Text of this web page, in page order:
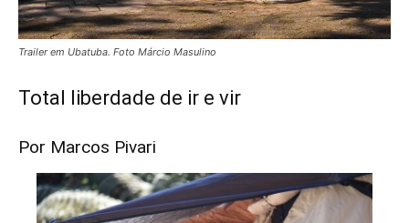
Trailer em Ubatuba. Foto Márcio Masulino
Total liberdade de ir e vir
Por Marcos Pivari